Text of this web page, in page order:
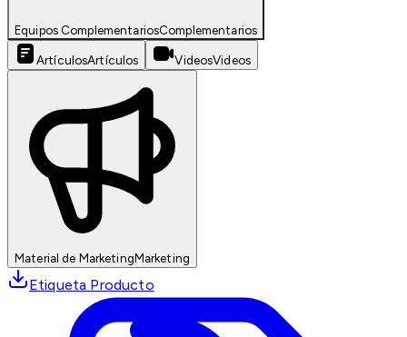
Equipos ComplementariosComplementarios
ArtículosArtículos VideosVideos
Material de MarketingMarketing
Etiqueta Producto